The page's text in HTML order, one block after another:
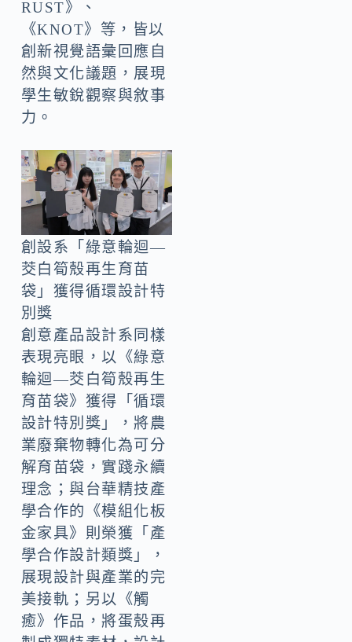
RUST》、
《KNOT》等，皆以
創新視覺語彙回應自
然與文化議題，展現
學生敏銳觀察與敘事
力。
創設系「綠意輪迴—
茭白筍殼再生育苗
袋」獲得循環設計特
別獎
創意產品設計系同樣
表現亮眼，以《綠意
輪迴—茭白筍殼再生
育苗袋》獲得「循環
設計特別獎」，將農
業廢棄物轉化為可分
解育苗袋，實踐永續
理念；與台華精技產
學合作的《模組化板
金家具》則榮獲「產
學合作設計類獎」，
展現設計與產業的完
美接軌；另以《觸
癒》作品，將蛋殼再